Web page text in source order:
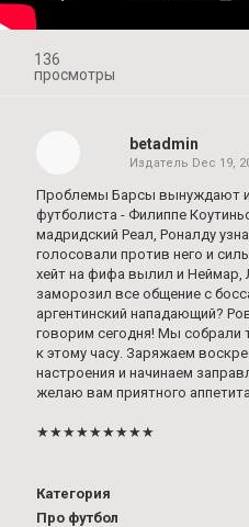
136
просмотры
betadmin
Издатель Dec 19,
Проблемы Барсы вынуждают
футболиста - Филиппе
мадридский Реал, Роналду
голосовали против него и
хейт на фифа вылил и
заморозил все общение с
аргентинский нападающий?
говорим сегодня! Мы собрали
к этому часу. Заряжаем
настроения и начинаем
желаю вам приятного
★★★★★★★★★
Категория
Про футбол